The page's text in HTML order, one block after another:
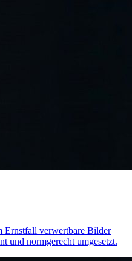
Ernstfall verwertbare Bilder
und normgerecht umgesetzt.